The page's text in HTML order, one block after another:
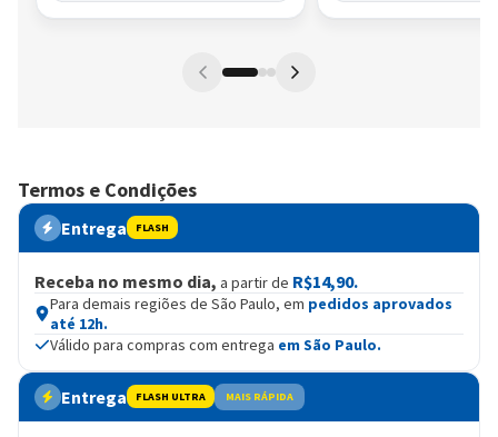
Termos e Condições
Entrega FLASH
Receba no mesmo dia, a partir de R$14,90.
Para demais regiões de São Paulo, em pedidos aprovados
até 12h.
Válido para compras com entrega em São Paulo.
Entrega FLASH ULTRA MAIS RÁPIDA